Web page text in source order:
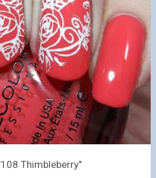
Thimbleberry"